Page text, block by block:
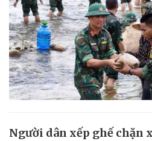
Người dân xếp ghế chặn